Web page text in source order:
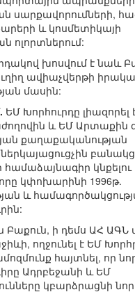
սարքավորումների,
և կոսմետիկայի
ոլորտներում:
խոսվում է նաև
ավիաչվերթի
մասին:
ԵՄ Խորհուրդը լիազորել
և ԵՄ Արտաքին
քաղաքականության
համաձայնագիր կնքելու
որը կփոխարինի 1996թ.
և
ի դեմս ԱՀ ԱԳՆ
ողջունել է ԵՄ
հայտնել, որ
Ադրբեջանի և ԵՄ
կբարձրացնի նոր